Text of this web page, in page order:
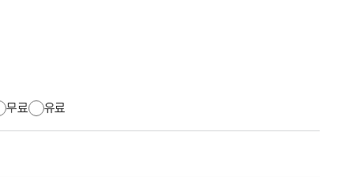
무료 유료